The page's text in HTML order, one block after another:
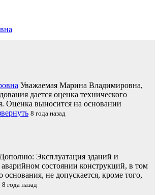
Уважаемая Марина Владимировна,
дается оценка технического
Оценка выносится на основании
8 года назад
Дополню: Эксплуатация зданий и
состоянии конструкций, в том
основания, не допускается, кроме того,
8 года назад